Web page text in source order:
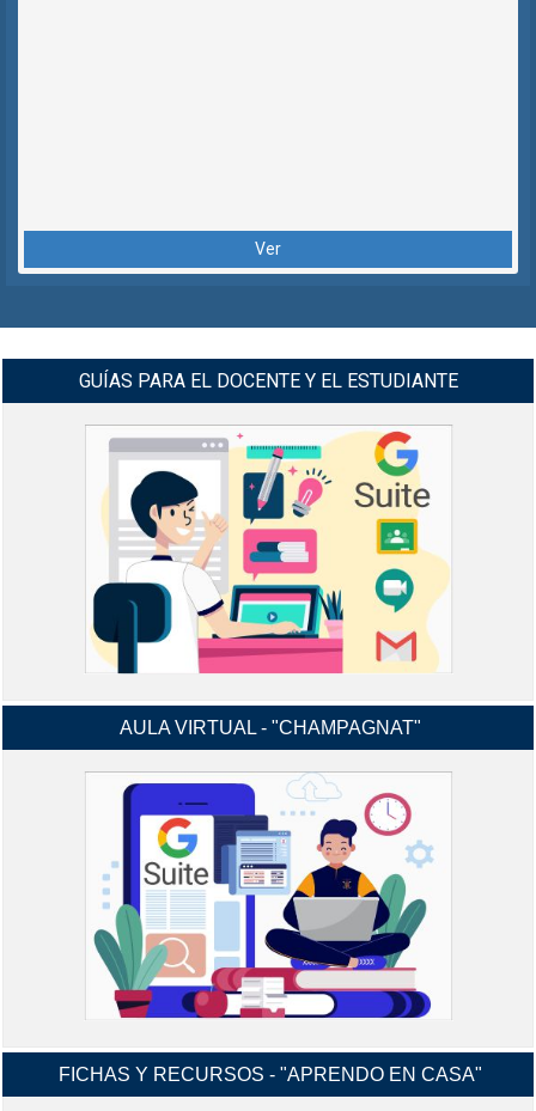
Ver
GUÍAS PARA EL DOCENTE Y EL ESTUDIANTE
INGRESAR
MANUALES Y VIDEO-TUTORIALES G-
AULA VIRTUAL - "CHAMPAGNAT"
INGRESA A TU AULA VIRTUAL,
FICHAS Y RECURSOS - "APRENDO EN CASA"